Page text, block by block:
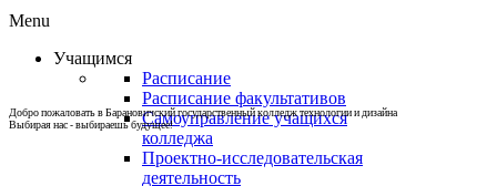
Menu
Учащимся
Расписание
Расписание факультативов
Самоуправление учащихся
колледжа
Проектно-исследовательская
деятельность
Добро пожаловать в Барановичский государственный колледж технологии и дизайна
Выбирая нас - выбираешь будущее!